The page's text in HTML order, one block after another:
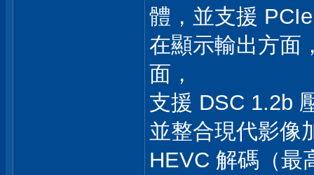
體，並支援
在顯示輸出方面
面，
支援 DSC 1.2b
並整合現代影像
HEVC 解碼（最